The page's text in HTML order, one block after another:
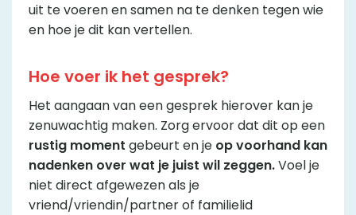
uit te voeren en samen na te denken tegen wie
en hoe je dit kan vertellen.
Hoe voer ik het gesprek?
Het aangaan van een gesprek hierover kan je
zenuwachtig maken. Zorg ervoor dat dit op een
rustig moment gebeurt en je op voorhand kan
nadenken over wat je juist wil zeggen.Voel je
niet direct afgewezen als je
vriend/vriendin/partner of familielid